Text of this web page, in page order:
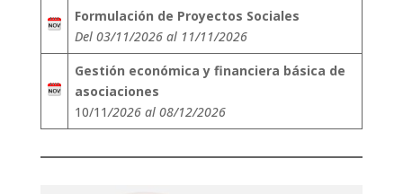
Formulación de Proyectos Sociales
Del 03/11/2026 al 11/11/2026
Gestión económica y financiera básica de
asociaciones
10/11/2026 al 08/12/2026